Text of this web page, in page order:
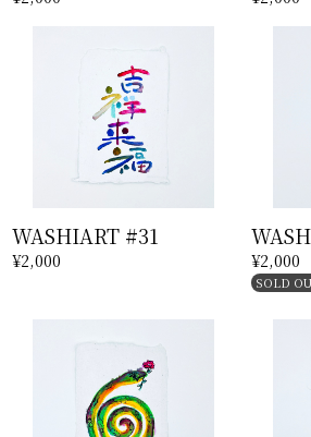
WASHIART #31
¥2,000 ¥2,000
SOLD